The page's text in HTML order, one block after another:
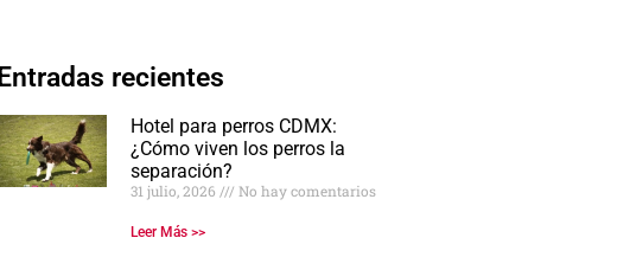
Entradas recientes
Hotel para perros CDMX:
¿Cómo viven los perros la
separación?
31 julio, 2026 No hay comentarios
Leer Más >>